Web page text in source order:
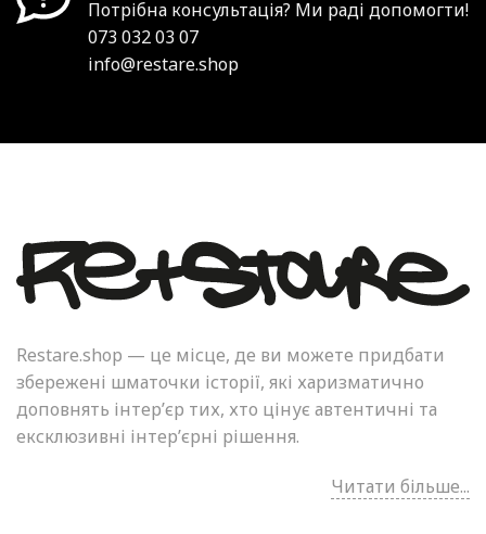
Потрібна консультація? Ми раді допомогти!
073 032 03 07
info@restare.shop
Restare.shop — це місце, де ви можете придбати
збережені шматочки історії, які харизматично
доповнять інтер’єр тих, хто цінує автентичні та
ексклюзивні інтер’єрні рішення.
Читати більше...